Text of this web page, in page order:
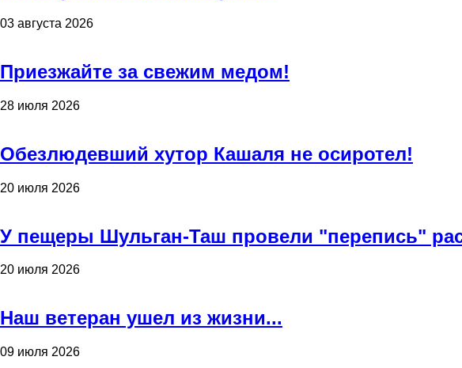
03 августа 2026
Приезжайте за свежим медом!
28 июля 2026
Обезлюдевший хутор Кашаля не осиротел!
20 июля 2026
У пещеры Шульган-Таш провели "перепись"
20 июля 2026
Наш ветеран ушел из жизни...
09 июля 2026